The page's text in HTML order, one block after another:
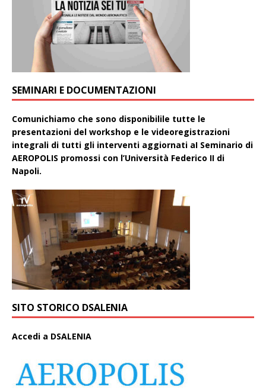
SEMINARI E DOCUMENTAZIONI
Comunichiamo che sono disponibilile tutte le
presentazioni del workshop e le videoregistrazioni
integrali di tutti gli interventi aggiornati aI Seminario di
AEROPOLIS promossi con l’Università Federico II di
Napoli.
SITO STORICO DSALENIA
Accedi a DSALENIA